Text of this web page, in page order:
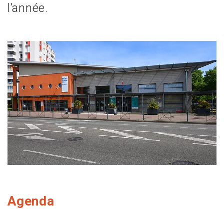
l’année.
Agenda